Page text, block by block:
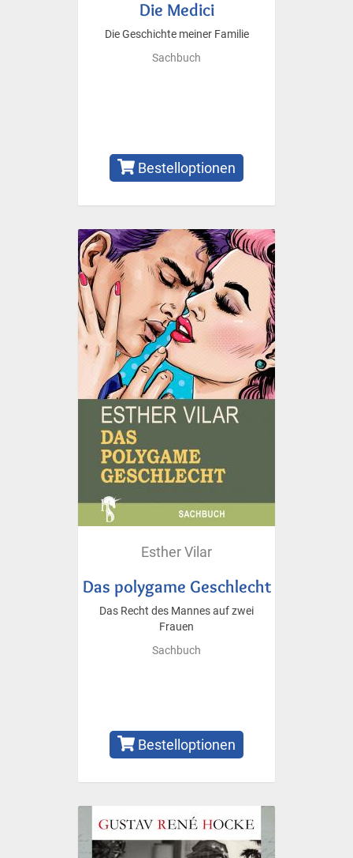
Die Medici
Die Geschichte meiner Familie
Sachbuch
Bestelloptionen
Esther Vilar
Das polygame Geschlecht
Das Recht des Mannes auf zwei
Frauen
Sachbuch
Bestelloptionen